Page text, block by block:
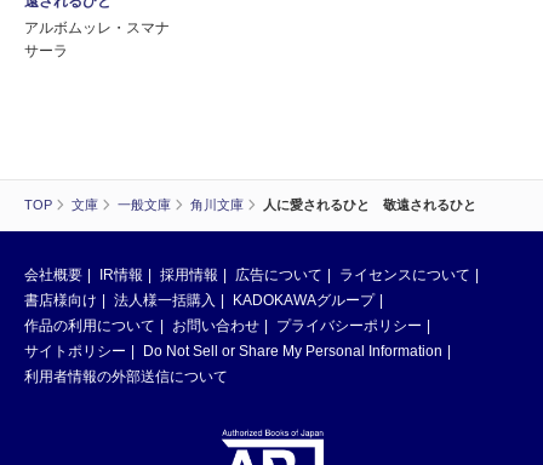
TOP 文庫 一般文庫 角川文庫 人に愛されるひと 敬遠されるひと
アルボムッレ・スマナ
サーラ
会社概要 IR情報 採用情報 広告について
ライセンスについて
書店様向け
法人様一括購入
KADOKAWAグループ
作品の利用について
お問い合わせ
プライバシーポリシー
サイトポリシー
Do Not Sell or Share My Personal Information
利用者情報の外部送信について